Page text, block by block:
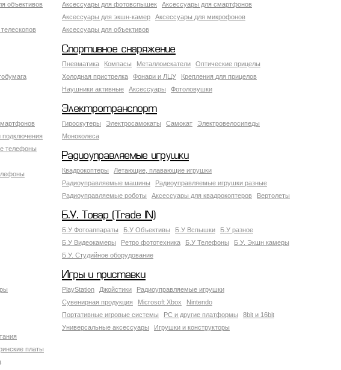
Аксессуары для фотовспышек
Аксессуары для смартфонов
Аксессуары для экшн-камер
Аксессуары для микрофонов
Аксессуары для объективов
объективов
Спортивное снаряжение
Пневматика Компасы Металлоискатели
Оптические прицелы
Холодная пристрелка
Фонари и ЛЦУ
Крепления для прицелов
Наушники активные
Аксессуары Фотоловушки
подключения
телефоны
Электротранспорт
Гироскутеры Электросамокаты Самокат
Электровелосипеды
Моноколеса
Радиоуправляемые игрушки
Квадрокоптеры
Летающие, плавающие игрушки
Радиоуправляемые машины
Радиоуправляемые игрушки разные
Радиоуправляемые роботы
Аксессуары для квадрокоптеров Вертолеты
Б.У. Товар (Trade IN)
Б.У Фотоаппараты Б.У Объективы Б.У Вспышки
Б.У разное
Б.У Видеокамеры
Ретро фототехника Б.У Телефоны
Б.У. Экшн камеры
Б.У. Студийное оборудование
Игры и приставки
PlayStation Джойстики
Радиоуправляемые игрушки
Сувенирная продукция
Microsoft Xbox
Nintendo
Портативные игровые системы
PC и другие платформы
8bit и 16bit
Универсальные аксессуары
Игрушки и конструкторы
платы